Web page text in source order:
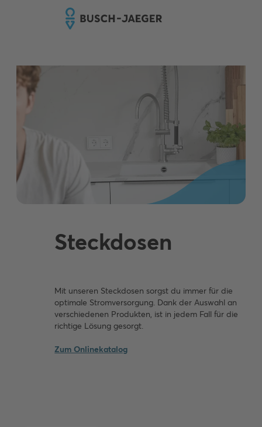
Steckdosen
Mit unseren Steckdosen sorgst du immer für die
optimale Stromversorgung. Dank der Auswahl an
verschiedenen Produkten, ist in jedem Fall für die
richtige Lösung gesorgt.
Zum Onlinekatalog